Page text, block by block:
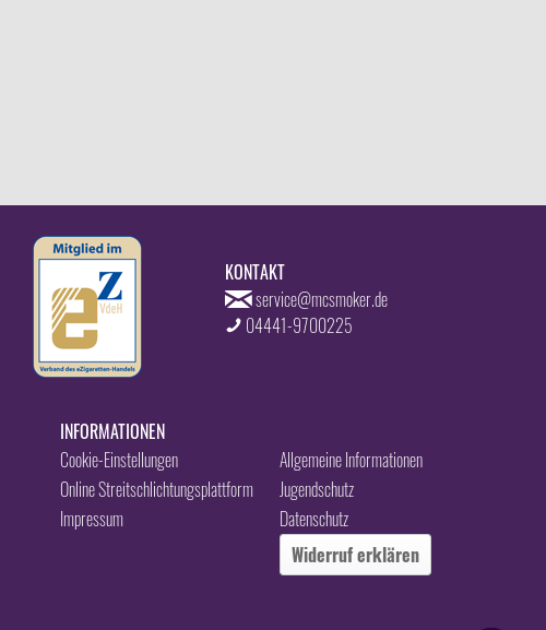
KONTAKT
service@mcsmoker.de
04441-9700225
INFORMATIONEN
Allgemeine Informationen
Cookie-Einstellungen
Jugendschutz
Online Streitschlichtungsplattform
Datenschutz
Impressum
Widerruf erklären